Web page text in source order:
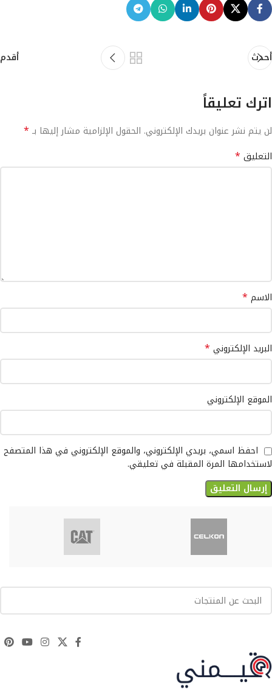
أحدث أقدم
اترك تعليقاً
لن يتم نشر عنوان بريدك الإلكتروني. الحقول الإلزامية مشار إليها بـ *
التعليق *
الاسم *
البريد الإلكتروني *
الموقع الإلكتروني
احفظ اسمي، بريدي الإلكتروني، والموقع الإلكتروني في هذا المتصفح
لاستخدامها المرة المقبلة في تعليقي.